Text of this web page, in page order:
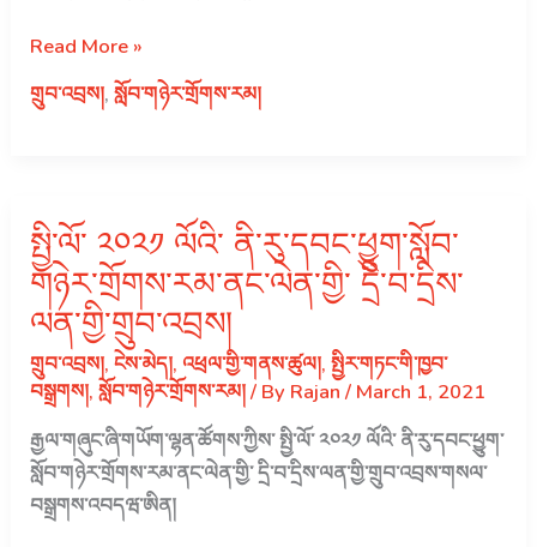
གྱི་
བ་
བའི་
གྲུབ་
འབྲས།
ཇ་
གཞུང་
ཐོག་
མི་
སྟོབས་
གོང་
འཕེལ་
ལས་
འགུལ་
གྱི་
སློབ་
གཉེར་
Read More »
གྲུབ་འབྲས།,སློབ་གཉེར་གྲོགས་རམ།
སྤྱི་ལོ་ ༢༠༢༡ ལོའི་ ནི་རུ་དབང་ཕྱུག་སློབ་
གཉེར་གྲོགས་རམ་ནང་ལེན་གྱི་ དྲི་བ་དྲིས་
ལན་གྱི་གྲུབ་འབྲས།
གྲུབ་འབྲས།,ངེས་མེད།, འཕྲལ་གྱི་གནས་ཚུལ།,སྤྱིར་གཏང་གི་ཁྱབ་
བསྒྲགས།,སློབ་གཉེར་གྲོགས་རམ།/ By Rajan/ March 1, 2021
རྒྱལ་གཞུང་ཞི་གཡོག་ལྷན་ཚོགས་ཀྱིས་ སྤྱི་ལོ་ ༢༠༢༡ ལོའི་ ནི་རུ་དབང་ཕྱུག་
སློབ་གཉེར་གྲོགས་རམ་ནང་ལེན་གྱི་ དྲི་བ་དྲིས་ལན་གྱི་གྲུབ་འབྲས་གསལ་
བསྒྲགས་འབདཝ་ཨིན།